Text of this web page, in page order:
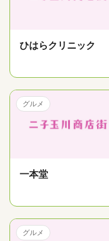
ひはらクリニック
グルメ
一本堂
グルメ